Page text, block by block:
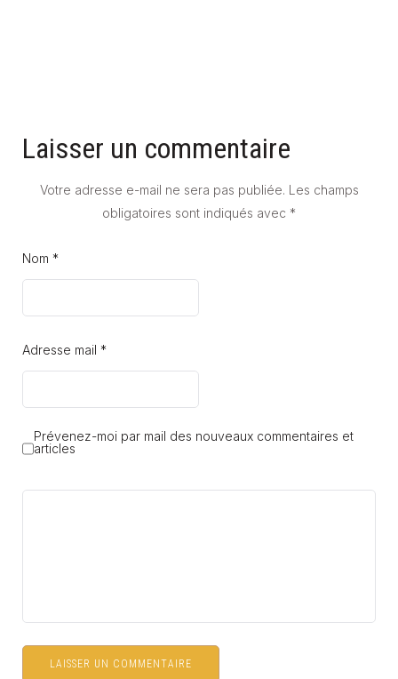
Laisser un commentaire
Votre adresse e-mail ne sera pas publiée. Les champs
obligatoires sont indiqués avec *
Nom *
Adresse mail *
Prévenez-moi par mail des nouveaux commentaires et
articles